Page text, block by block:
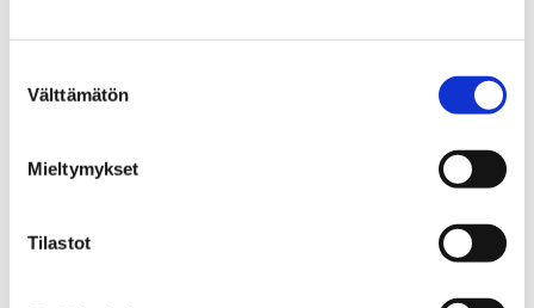
valinta
Välttämätön
Mieltymykset
Tilastot
reiluja kahvihuoneita!
Porissa oppilaiden koulusta ostama
myös opettajainhuoneet ryhtymään reiluun